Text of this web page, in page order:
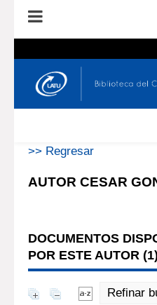
En el
>> Regresar
AUTOR CESAR
DOCUMENTOS
POR ESTE AUTOR (1)
Refinar